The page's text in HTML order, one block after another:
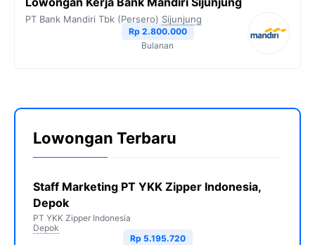
PT Bank Mandiri Tbk (Persero) Sijunjung
Rp 2.800.000
Bulanan
Lowongan Terbaru
Staff Marketing PT YKK Zipper Indonesia,
Depok
PT YKK Zipper Indonesia
Depok
Rp 5.195.720